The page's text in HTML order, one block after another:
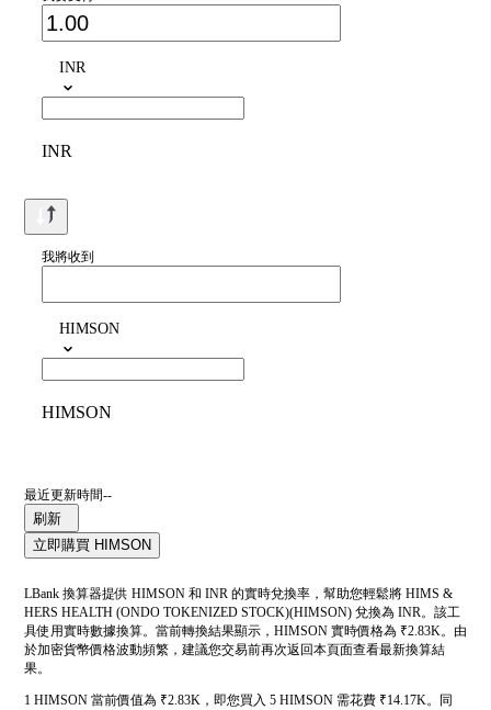
INR
INR
我將收到
HIMSON
HIMSON
最近更新時間--
刷新
立即購買 HIMSON
LBank 換算器提供 HIMSON 和 INR 的實時兌換率，幫助您輕鬆將 HIMS &
HERS HEALTH (ONDO TOKENIZED STOCK)(HIMSON) 兌換為 INR。該工
具使用實時數據換算。當前轉換結果顯示，HIMSON 實時價格為 ₹2.83K。由
於加密貨幣價格波動頻繁，建議您交易前再次返回本頁面查看最新換算結
果。
1 HIMSON 當前價值為 ₹2.83K，即您買入 5 HIMSON 需花費 ₹14.17K。同